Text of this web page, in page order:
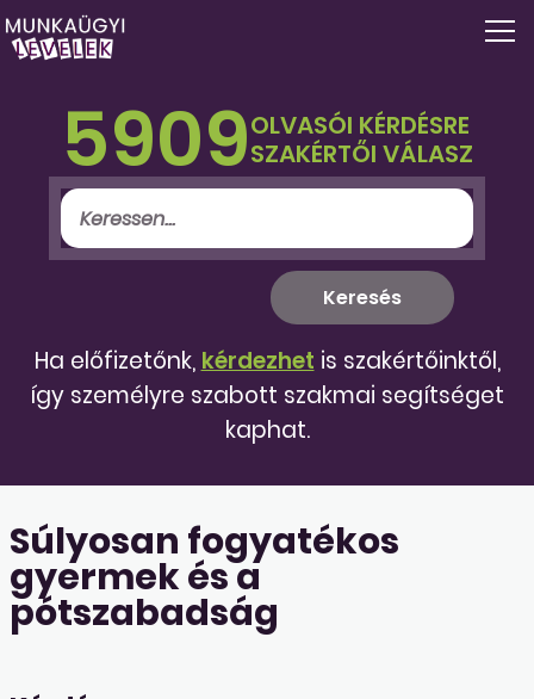
5909OLVASÓI KÉRDÉSRE
SZAKÉRTŐI VÁLASZ
Ha előfizetőnk, kérdezhet is szakértőinktől,
így személyre szabott szakmai segítséget
kaphat.
Súlyosan fogyatékos
gyermek és a
pótszabadság